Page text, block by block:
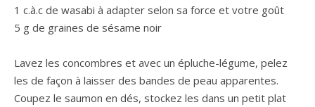
1 c.à.c de wasabi à adapter selon sa force et votre goût
5 g de graines de sésame noir
Lavez les concombres et avec un épluche-légume, pelez
les de façon à laisser des bandes de peau apparentes.
Coupez le saumon en dés, stockez les dans un petit plat